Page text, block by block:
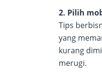
2. Pilih
Tips
yang
kurang
merugi.